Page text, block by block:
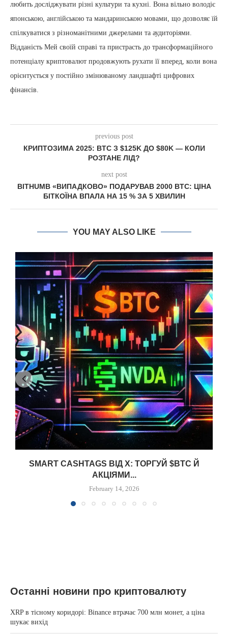
любить досліджувати різні культури та кухні. Вона вільно володіє
японською, англійською та мандаринською мовами, що дозволяє їй
спілкуватися з різноманітними джерелами та аудиторіями.
Відданість Мей своїй справі та пристрасть до трансформаційного
потенціалу криптовалют продовжують рухати її вперед, коли вона
орієнтується у постійно змінюваному ландшафті цифрових
фінансів.
previous post
КРИПТОЗИМА 2025: BTC З $125K ДО $80K — КОЛИ
РОЗТАНЕ ЛІД?
next post
BITHUMB «ВИПАДКОВО» ПОДАРУВАВ 2000 BTC: ЦІНА
БІТКОЇНА ВПАЛА НА 15 % ЗА 5 ХВИЛИН
YOU MAY ALSO LIKE
SMART CASHTAGS ВІД X: ТОРГУЙ $BTC Й
АКЦІЯМИ...
February 14, 2026
Останні новини про криптовалюту
XRP в тісному коридорі: Binance втрачає 700 млн монет, а ціна
шукає вихід